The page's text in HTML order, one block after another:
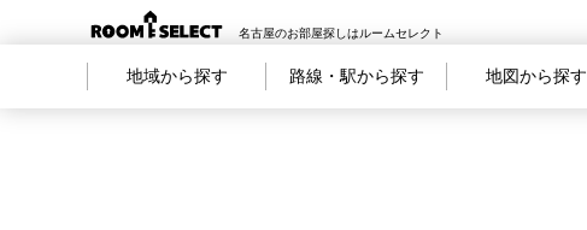
名古屋のお部屋探しはルームセレクト
地域から探す 路線・駅から探す 地図から探す